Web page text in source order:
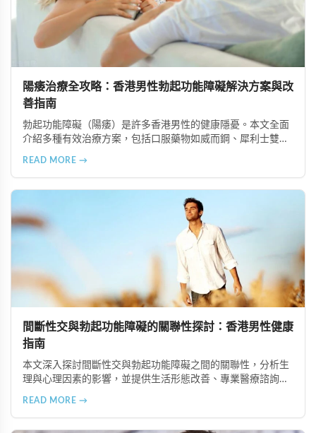
陽痿治療全攻略：香港男性勃起功能障礙解決方案與改
善指南
勃起功能障礙（陽痿）是許多香港男性的健康隱憂。本文全面
介紹多種有效治療方案，包括口服藥物如威而鋼、犀利士雙效
活。
READ MORE →
間斷性交與勃起功能障礙的關聯性探討：香港男性健康
指南
本文深入探討間斷性交與勃起功能障礙之間的關聯性，分析生
理與心理因素的影響，並提供生活形態改善、專業醫療諮詢、
READ MORE →